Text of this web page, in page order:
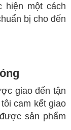
hiện một cách
bị cho đến
giao đến tận
cam kết giao
sản phẩm